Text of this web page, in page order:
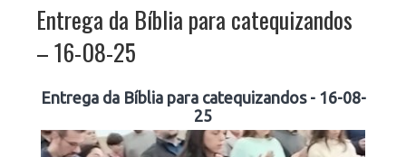
Entrega da Bíblia para catequizandos
– 16-08-25
Entrega da Bíblia para catequizandos - 16-08-
25